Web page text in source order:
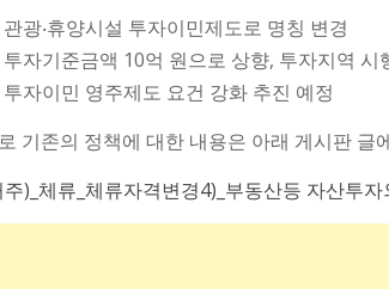
관광‧휴양시설 투자이민제도로 명칭 변경
투자기준금액 10억 원으로 상향, 투자지역 시
투자이민 영주제도 요건 강화 추진 예정
기존의 정책에 대한 내용은 아래 게시판 글
주)_체류_체류자격변경4)_부동산등 자산투